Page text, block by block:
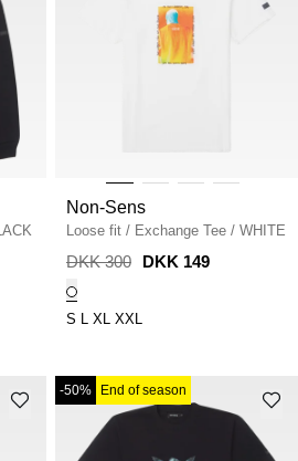
Non-Sens
Loose fit / Exchange Tee / WHITE
DKK 300 DKK 149
S L XL XXL
-50% End of season